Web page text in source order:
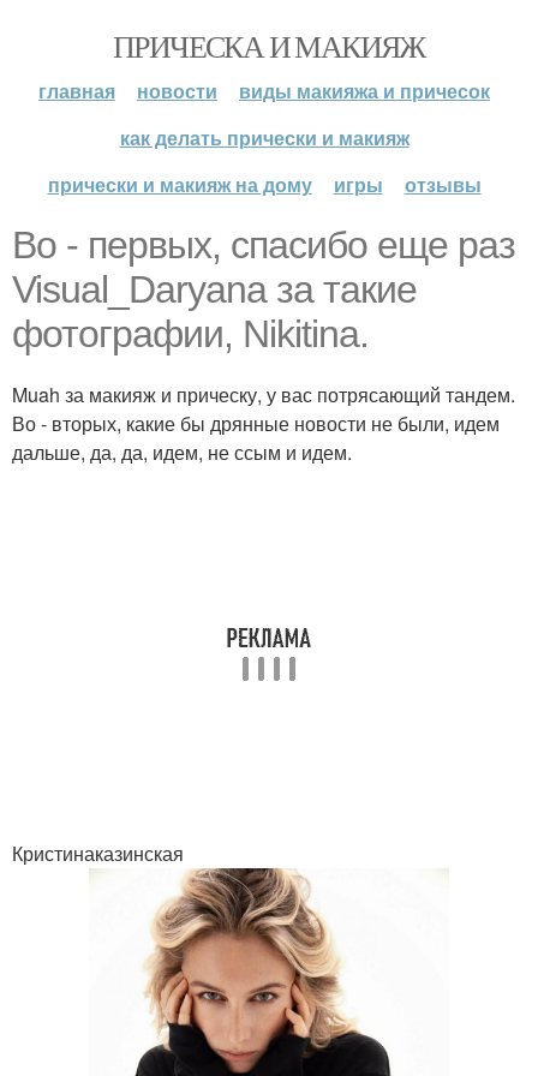
ПРИЧЕСКА И МАКИЯЖ
главная новости
виды макияжа и причесок
как делать прически и макияж
прически и макияж на дому
игры отзывы
Во - первых, спасибо еще раз
Visual_Daryana за такие
фотографии, Nikitina.
Muah за макияж и прическу, у вас потрясающий тандем.
Во - вторых, какие бы дрянные новости не были, идем
дальше, да, да, идем, не ссым и идем.
Кристинаказинская